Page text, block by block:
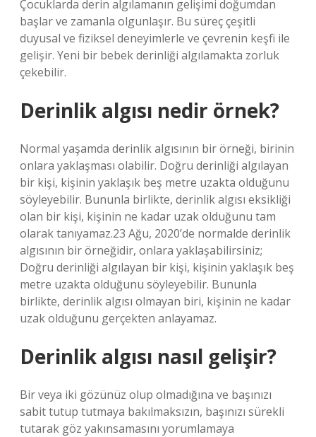
Çocuklarda derin algılamanın gelişimi doğumdan
başlar ve zamanla olgunlaşır. Bu süreç çeşitli
duyusal ve fiziksel deneyimlerle ve çevrenin keşfi ile
gelişir. Yeni bir bebek derinliği algılamakta zorluk
çekebilir.
Derinlik algısı nedir örnek?
Normal yaşamda derinlik algısının bir örneği, birinin
onlara yaklaşması olabilir. Doğru derinliği algılayan
bir kişi, kişinin yaklaşık beş metre uzakta olduğunu
söyleyebilir. Bununla birlikte, derinlik algısı eksikliği
olan bir kişi, kişinin ne kadar uzak olduğunu tam
olarak tanıyamaz.23 Ağu, 2020’de normalde derinlik
algısının bir örneğidir, onlara yaklaşabilirsiniz;
Doğru derinliği algılayan bir kişi, kişinin yaklaşık beş
metre uzakta olduğunu söyleyebilir. Bununla
birlikte, derinlik algısı olmayan biri, kişinin ne kadar
uzak olduğunu gerçekten anlayamaz.
Derinlik algısı nasıl gelişir?
Bir veya iki gözünüz olup olmadığına ve başınızı
sabit tutup tutmaya bakılmaksızın, başınızı sürekli
tutarak göz yakınsamasını yorumlamaya